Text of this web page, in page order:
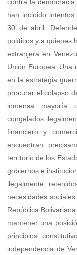
contra la
han incluido
30 de abril.
políticos y a quienes
extranjera en
Unión Europea. Una
en la estrategia
procurar el colapso
inmensa mayoría
congelados
financiero y
encuentran
territorio de los
gobiernos e
ilegalmente
necesidades
República
mantener una
principios
independencia de